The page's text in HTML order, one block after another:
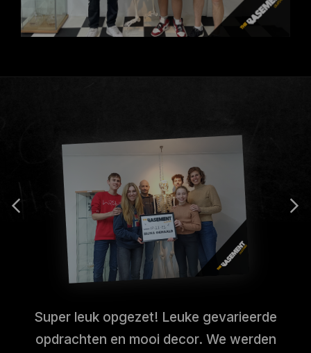
Super leuk opgezet! Leuke gevarieerde
opdrachten en mooi decor. We werden